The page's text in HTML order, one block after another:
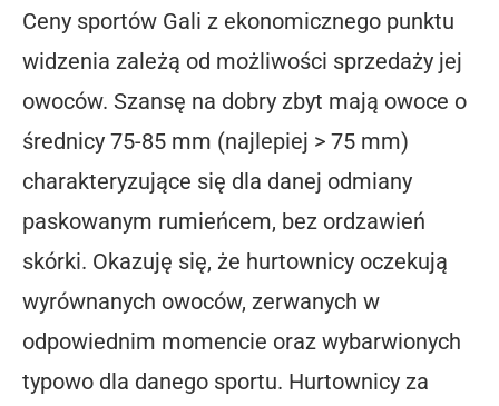
Ceny sportów Gali z ekonomicznego punktu
widzenia zależą od możliwości sprzedaży jej
owoców. Szansę na dobry zbyt mają owoce o
średnicy 75-85 mm (najlepiej > 75 mm)
charakteryzujące się dla danej odmiany
paskowanym rumieńcem, bez ordzawień
skórki. Okazuję się, że hurtownicy oczekują
wyrównanych owoców, zerwanych w
odpowiednim momencie oraz wybarwionych
typowo dla danego sportu. Hurtownicy za